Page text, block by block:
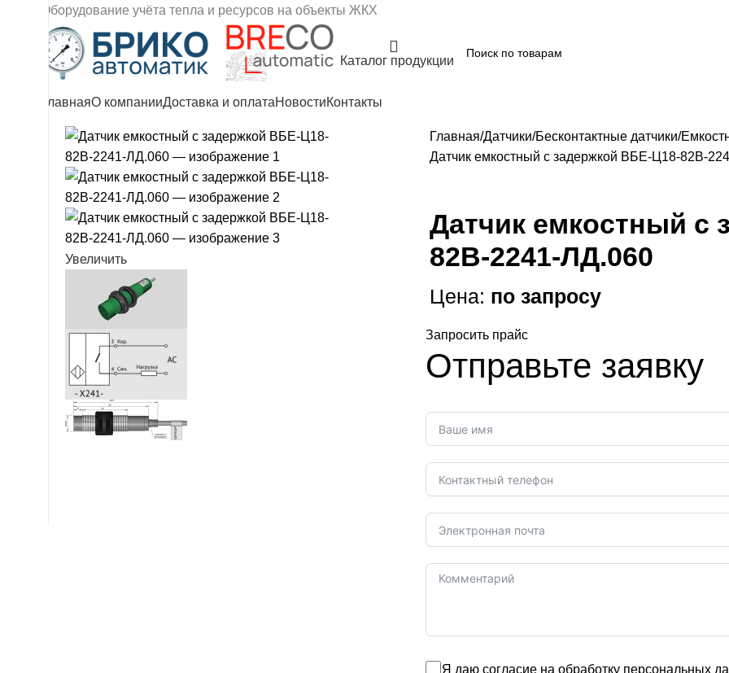
Оборудование учёта тепла и ресурсов на объекты ЖКХ
Каталог продукции
ГлавнаяО компанииДоставка и оплатаНовостиКонтакты
Увеличить
Главная Датчики Бесконтактные датчики
Датчик емкостный с задержкой ВБЕ-Ц18-82В-
Датчик емкостный с
82В-2241-ЛД.060
Цена: по запросу
Запросить прайс
Отправьте заявку
Я даю согласие на обработку персональных